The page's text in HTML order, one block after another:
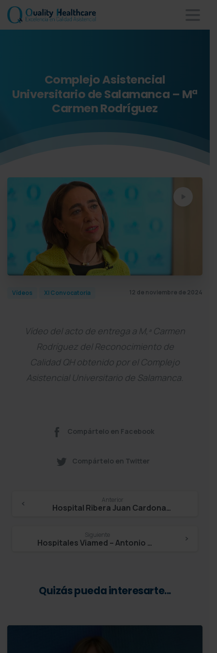
ComplejoAsistencial
UniversitariodeSalamanca – Mª
CarmenRodríguez
Vídeos XI Convocatoria 12 de noviembre de 2024
Vídeo del acto de entrega a M,ª Carmen
Rodríguez del Reconocimiento de
Calidad QH obtenido por el Complejo
Asistencial Universitario de Salamanca.
Compártelo en Facebook
Compártelo en Twitter
Continue
Reading
Anterior
Hospital Ribera Juan Cardona -Jesús Rodeiro Barros
Siguiente
Hospitales Viamed – Antonio Solans
Quizás pueda interesarte...